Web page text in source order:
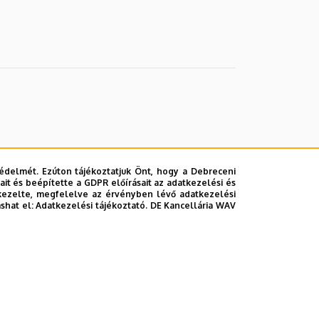
Ezúton tájékoztatjuk Önt, hogy a Debreceni
és beépítette a GDPR előírásait az adatkezelési és
megfelelve az érvényben lévő adatkezelési
el:Adatkezelési tájékoztató. DE Kancellária WAV